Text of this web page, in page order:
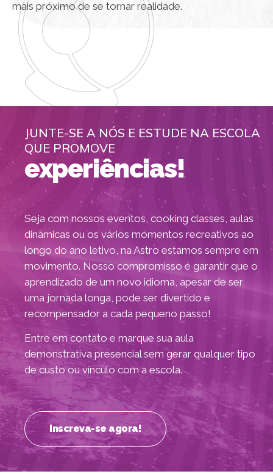
mais próximo de se tornar realidade.
JUNTE-SE A NÓS E ESTUDE NA ESCOLA
QUE PROMOVE
experiências!
Seja com nossos eventos, cooking classes, aulas
dinâmicas ou os vários momentos recreativos ao
longo do ano letivo, na Astro estamos sempre em
movimento. Nosso compromisso é garantir que o
aprendizado de um novo idioma, apesar de ser
uma jornada longa, pode ser divertido e
recompensador a cada pequeno passo!
Entre em contato e marque sua aula
demonstrativa presencial sem gerar qualquer tipo
de custo ou vínculo com a escola.
Inscreva-se agora!
Inglês
Alemão